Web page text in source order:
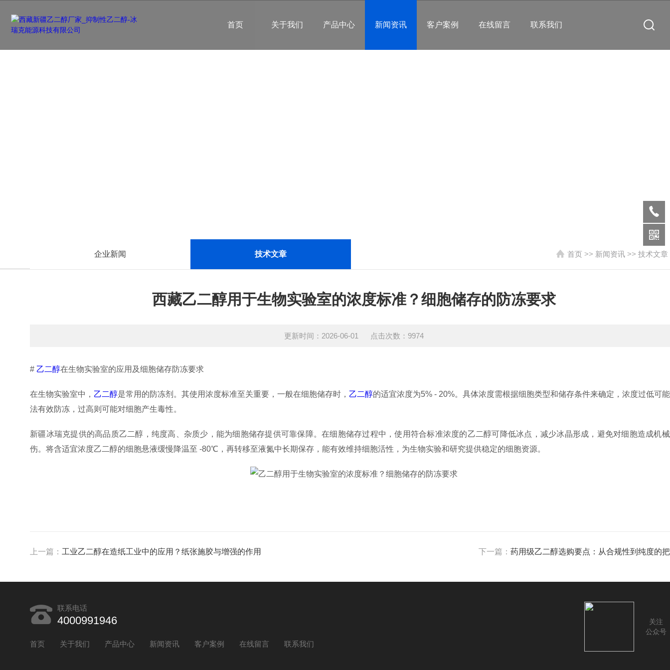
首页 关于我们 产品中心 新闻资讯 客户案例 在线留言 联系我们
企业新闻 技术文章 首页 >> 新闻资讯 >> 技术文章
西藏乙二醇用于生物实验室的浓度标准？细胞储存的防冻要求​
更新时间：2026-06-01 点击次数：9974
# 乙二醇在生物实验室的应用及细胞储存防冻要求
在生物实验室中， 乙二醇是常用的防冻剂。其使用浓度标准至关重要，一般在细胞储存时， 乙二醇的适宜浓度为5% - 20%。具体浓度需根据细胞类型和储存条件来确定，浓度过低可
法有效防冻，过高则可能对细胞产生毒性。
新疆冰瑞克提供的高品质乙二醇，纯度高、杂质少，能为细胞储存提供可靠保障。在细胞储存过程中，使用符合标准浓度的乙二醇可降低冰点，减少冰晶形成，避免对细胞造成机
伤。将含适宜浓度乙二醇的细胞悬液缓慢降温至 -80℃，再转移至液氮中长期保存，能有效维持细胞活性，为生物实验和研究提供稳定的细胞资源。
上一篇： 工业乙二醇在造纸工业中的应用？纸张施胶与增强的作用 下一篇： 药用级乙二醇选购要点：从合规性到纯度的
联系电话
4000991946
首页 关于我们 产品中心 新闻资讯 客户案例 在线留言 联系我们
关注
公众号